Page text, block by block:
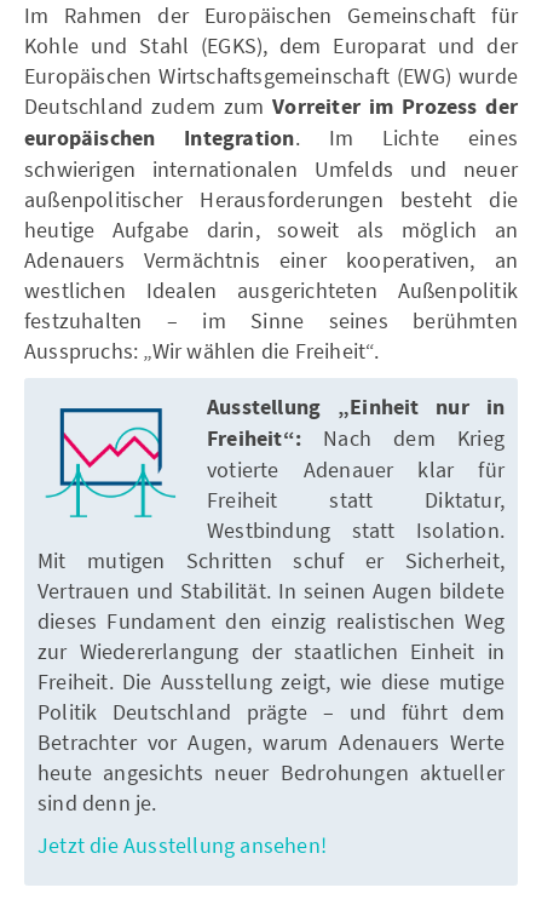
Im Rahmen der Europäischen Gemeinschaft für
Kohle und Stahl (EGKS), dem Europarat und der
Europäischen Wirtschaftsgemeinschaft (EWG) wurde
Deutschland zudem zumVorreiter im Prozess der
europäischen Integration. Im Lichte eines
schwierigen internationalen Umfelds und neuer
außenpolitischer Herausforderungen besteht die
heutige Aufgabe darin, soweit als möglich an
Adenauers Vermächtnis einer kooperativen, an
westlichen Idealen ausgerichteten Außenpolitik
festzuhalten – im Sinne seines berühmten
Ausspruchs: „Wir wählen die Freiheit“.
Ausstellung „Einheit nur in
Freiheit“: Nach dem Krieg
votierte Adenauer klar für
Freiheit statt Diktatur,
Westbindung statt Isolation.
Mit mutigen Schritten schuf er Sicherheit,
Vertrauen und Stabilität. In seinen Augen bildete
dieses Fundament den einzig realistischen Weg
zur Wiedererlangung der staatlichen Einheit in
Freiheit. Die Ausstellung zeigt, wie diese mutige
Politik Deutschland prägte – und führt dem
Betrachter vor Augen, warum Adenauers Werte
heute angesichts neuer Bedrohungen aktueller
sind denn je.
Jetzt die Ausstellung ansehen!